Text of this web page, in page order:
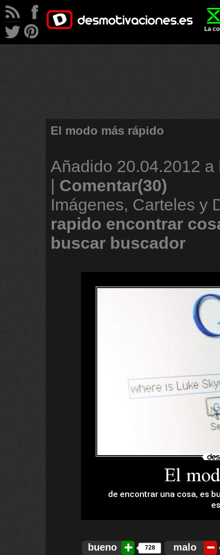
La
El modo más rápido
Añadido 20.04.2012 a
| Comentar(30)
Imágenes, Carteles y
rapido encontrar
buscar buscador
bueno 728 malo